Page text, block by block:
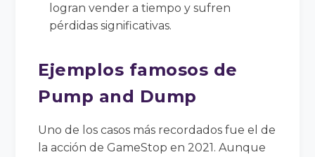
logran vender a tiempo y sufren
pérdidas significativas.
Ejemplos famosos de
Pump and Dump
Uno de los casos más recordados fue el de
la acción de GameStop en 2021. Aunque